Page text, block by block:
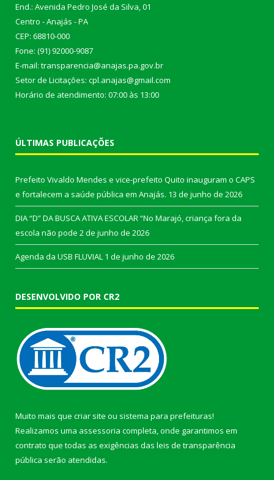
End.: Avenida Pedro José da Silva, 01
Centro - Anajás - PA
CEP: 68810-000
Fone: (91) 92000-9087
E-mail: transparencia@anajas.pa.gov.br
Setor de Licitações: cpl.anajas@gmail.com
Horário de atendimento: 07:00 às 13:00
ÚLTIMAS PUBLICAÇÕES
Prefeito Vivaldo Mendes e vice-prefeito Quito inauguram o CAPS
e fortalecem a saúde pública em Anajás. 13 de junho de 2026
DIA “D” DA BUSCA ATIVA ESCOLAR “No Marajó, criança fora da
escola não pode 2 de junho de 2026
Agenda da USB FLUVIAL 1 de junho de 2026
DESENVOLVIDO POR CR2
Muito mais que criar site ou sistema para prefeituras!
Realizamos uma assessoria completa, onde garantimos em
contrato que todas as exigências das leis de transparência
pública serão atendidas.